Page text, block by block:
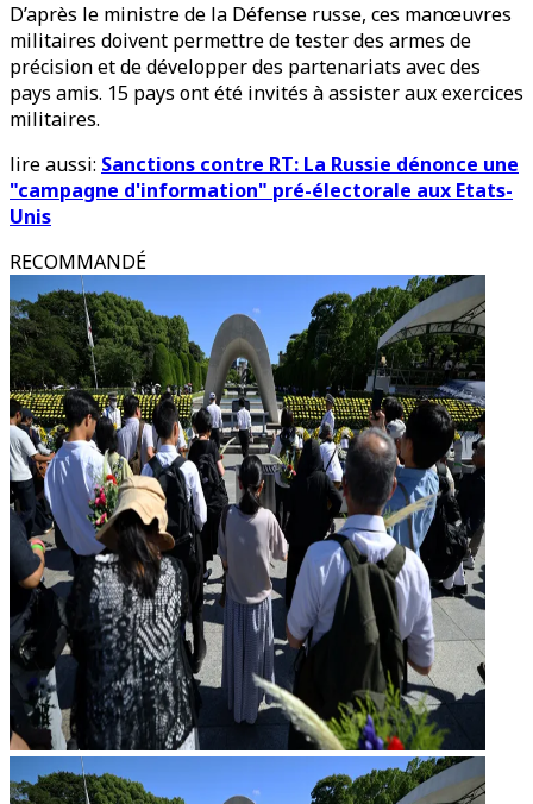
D’après le ministre de la Défense russe, ces manœuvres
militaires doivent permettre de tester des armes de
précision et de développer des partenariats avec des
pays amis. 15 pays ont été invités à assister aux exercices
militaires.
lire aussi: Sanctions contre RT: La Russie dénonce une
"campagne d'information" pré-électorale aux Etats-
Unis
RECOMMANDÉ